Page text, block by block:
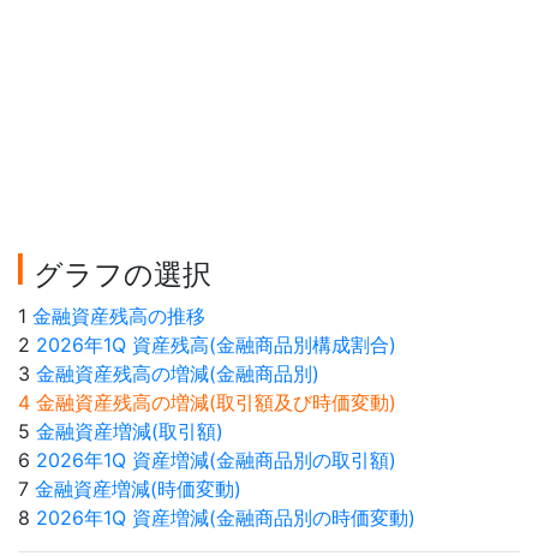
グラフの選択
1 金融資産残高の推移
2 2026年1Q 資産残高(金融商品別構成割合)
3 金融資産残高の増減(金融商品別)
4 金融資産残高の増減(取引額及び時価変動)
5 金融資産増減(取引額)
6 2026年1Q 資産増減(金融商品別の取引額)
7 金融資産増減(時価変動)
8 2026年1Q 資産増減(金融商品別の時価変動)